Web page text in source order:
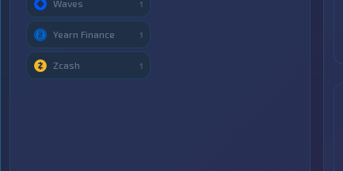
Waves 1
Yearn Finance 1
Zcash 1